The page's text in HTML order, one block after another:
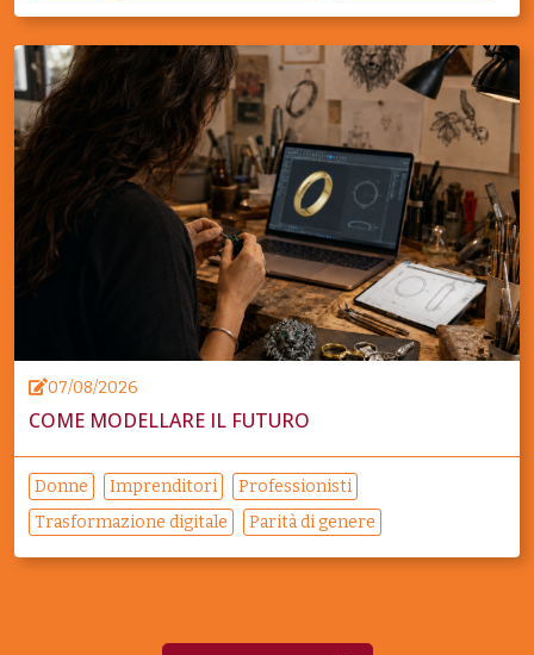
07/08/2026
COME MODELLARE IL FUTURO
Donne Imprenditori
Professionisti
Trasformazione digitale
Parità di genere